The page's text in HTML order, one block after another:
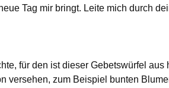
Tag mir bringt. Leite mich durch
für den ist dieser Gebetswürfel
versehen, zum Beispiel bunten